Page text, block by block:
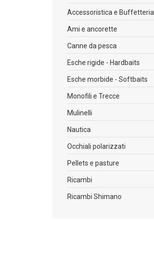
Accessoristica e Buffetteria
Ami e ancorette
Canne da pesca
Esche rigide - Hardbaits
Esche morbide - Softbaits
Monofili e Trecce
Mulinelli
Nautica
Occhiali polarizzati
Pellets e pasture
Ricambi
Ricambi Shimano